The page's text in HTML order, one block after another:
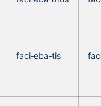
faci‑eba‑tis